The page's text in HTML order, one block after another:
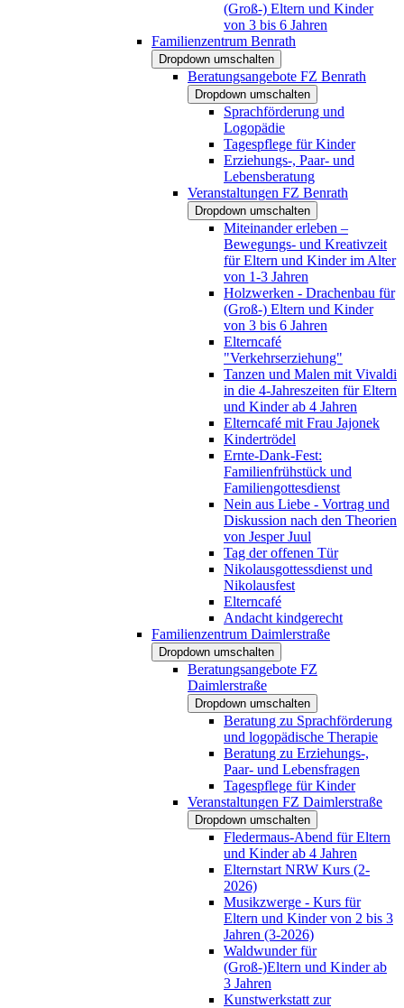
(Groß-) Eltern und Kinder
von 3 bis 6 Jahren
Familienzentrum Benrath
Dropdown umschalten
Beratungsangebote FZ Benrath
Dropdown umschalten
Sprachförderung und
Logopädie
Tagespflege für Kinder
Erziehungs-, Paar- und
Lebensberatung
Veranstaltungen FZ Benrath
Dropdown umschalten
Miteinander erleben –
Bewegungs- und Kreativzeit
für Eltern und Kinder im Alter
von 1-3 Jahren
Holzwerken - Drachenbau für
(Groß-) Eltern und Kinder
von 3 bis 6 Jahren
Elterncafé
"Verkehrserziehung"
Tanzen und Malen mit Vivaldi
in die 4-Jahreszeiten für Eltern
und Kinder ab 4 Jahren
Elterncafé mit Frau Jajonek
Kindertrödel
Ernte-Dank-Fest:
Familienfrühstück und
Familiengottesdienst
Nein aus Liebe - Vortrag und
Diskussion nach den Theorien
von Jesper Juul
Tag der offenen Tür
Nikolausgottessdienst und
Nikolausfest
Elterncafé
Andacht kindgerecht
Familienzentrum Daimlerstraße
Dropdown umschalten
Beratungsangebote FZ
Daimlerstraße
Dropdown umschalten
Beratung zu Sprachförderung
und logopädische Therapie
Beratung zu Erziehungs-,
Paar- und Lebensfragen
Tagespflege für Kinder
Veranstaltungen FZ Daimlerstraße
Dropdown umschalten
Fledermaus-Abend für Eltern
und Kinder ab 4 Jahren
Elternstart NRW Kurs (2-
2026)
Musikzwerge - Kurs für
Eltern und Kinder von 2 bis 3
Jahren (3-2026)
Waldwunder für
(Groß-)Eltern und Kinder ab
3 Jahren
Kunstwerkstatt zur